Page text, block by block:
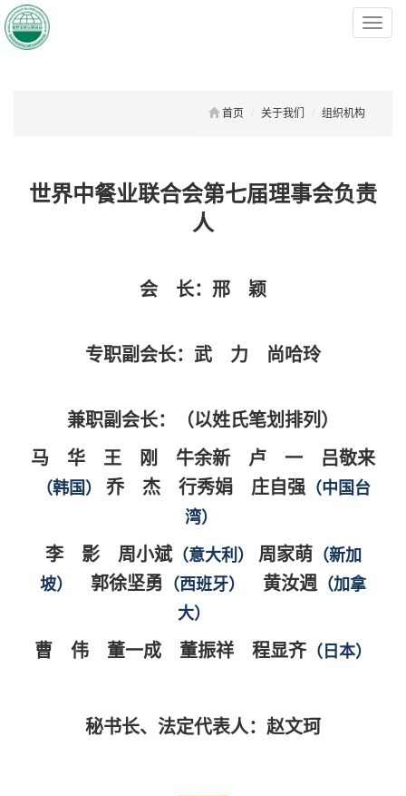
菜
单
首页 关于我们 组织机构
世界中餐业联合会第七届理事会负责
人
会 长： 邢 颖
专职副会长： 武 力 尚哈玲
兼职副会长：（以姓氏笔划排列）
马 华 王 刚 牛余新 卢 一 吕敬来
（韩国） 乔 杰 行秀娟 庄自强（中国台
湾）
李 影 周小斌（意大利） 周家萌 （新加
坡）
郭徐坚勇 （西班牙） 黄汝週 （加拿
大）
曹 伟 董一成 董振祥 程显齐（日本）
秘书长、法定代表人： 赵文珂